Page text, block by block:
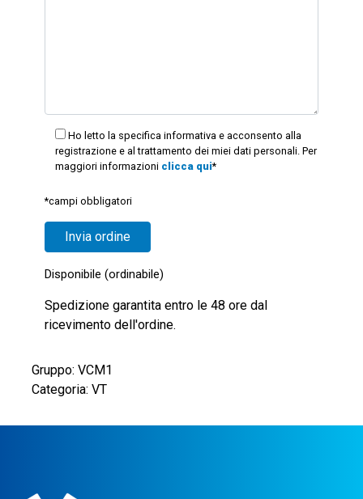
Ho letto la specifica informativa e acconsento alla
registrazione e al trattamento dei miei dati personali. Per
maggiori informazioni clicca qui*
*campi obbligatori
Disponibile (ordinabile)
Spedizione garantita entro le 48 ore dal
ricevimento dell'ordine.
Gruppo: VCM1
Categoria: VT